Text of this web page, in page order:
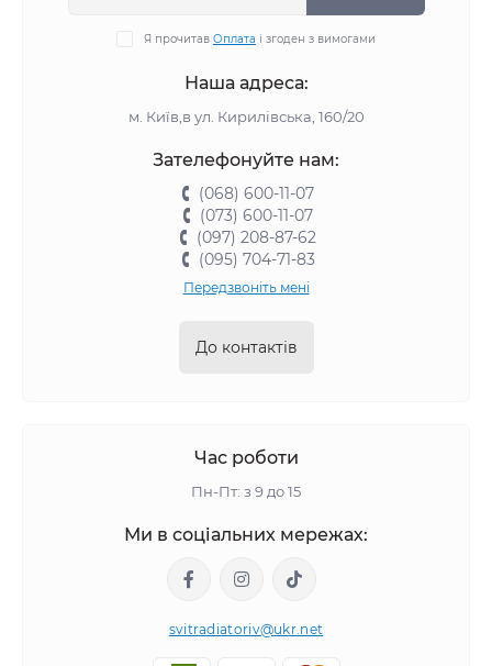
Я прочитав Оплата і згоден з вимогами
Наша адреса:
м. Київ,в ул. Кирилівська, 160/20
Зателефонуйте нам:
(068) 600-11-07
(073) 600-11-07
(097) 208-87-62
(095) 704-71-83
Передзвоніть мені
До контактів
Час роботи
Пн-Пт: з 9 до 15
Ми в соціальних мережах:
svitradiatoriv@ukr.net